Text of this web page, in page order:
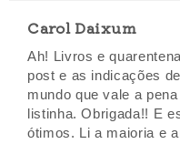
Carol Daixum
Ah! Livros e
post e as indicações
mundo que vale a
listinha. Obrigada!! E
ótimos. Li a maioria e